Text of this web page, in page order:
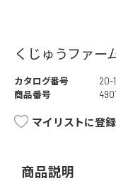
くじゅうファー
カタログ番号
20-
商品番号
マイリストに登
商品説明